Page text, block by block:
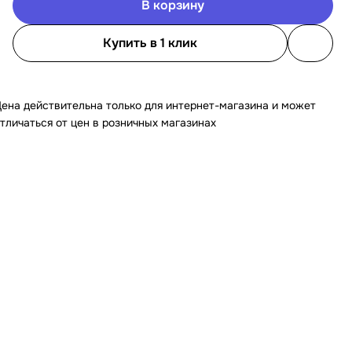
В корзину
Купить в 1 клик
действительна только для интернет-магазина и может
от цен в розничных магазинах